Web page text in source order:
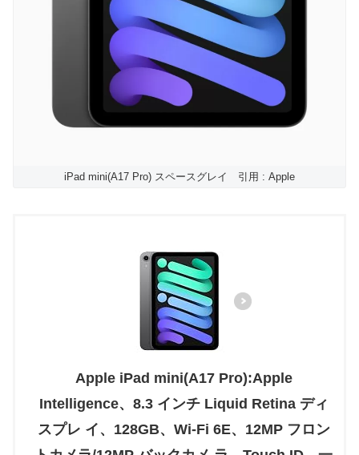
iPad mini(A17 Pro) スペースグレイ 引用 : Apple
Apple iPad mini(A17 Pro):Apple
Intelligence、8.3 インチ Liquid Retina ディ
スプレ イ、128GB、Wi-Fi 6E、12MP フロン